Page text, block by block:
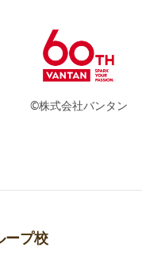
©株式会社バンタン
ープ校